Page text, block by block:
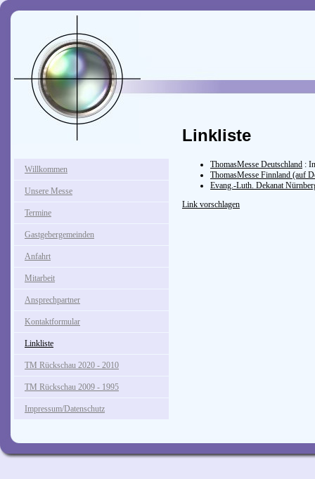
Willkommen
Unsere Messe
Termine
Gastgebergemeinden
Anfahrt
Mitarbeit
Ansprechpartner
Kontaktformular
Linkliste
TM Rückschau 2020 - 2010
TM Rückschau 2009 - 1995
Impressum/Datenschutz
Linkliste
ThomasMesse Deutschland :
ThomasMesse Finnland (auf
Evang.-Luth. Dekanat
Link vorschlagen